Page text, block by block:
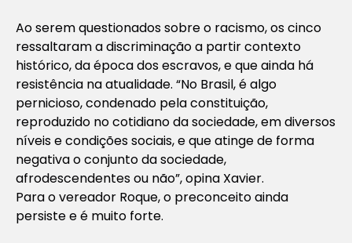
Ao serem questionados sobre o racismo, os cinco
ressaltaram a discriminação a partir contexto
histórico, da época dos escravos, e que ainda há
resistência na atualidade. “No Brasil, é algo
pernicioso, condenado pela constituição,
reproduzido no cotidiano da sociedade, em diversos
níveis e condições sociais, e que atinge de forma
negativa o conjunto da sociedade,
afrodescendentes ou não”, opina Xavier.
Para o vereador Roque, o preconceito ainda
persiste e é muito forte.